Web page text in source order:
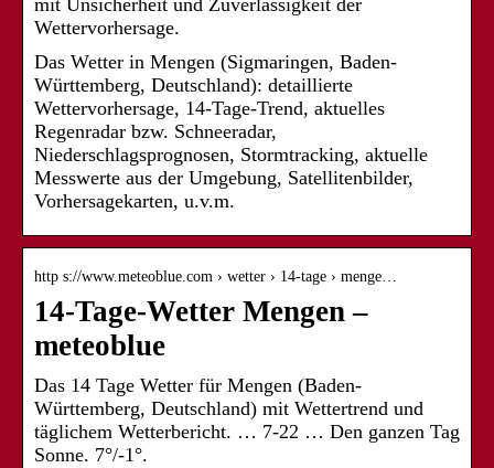
mit Unsicherheit und Zuverlässigkeit der
Wettervorhersage.
Das Wetter in Mengen (Sigmaringen, Baden-
Württemberg, Deutschland): detaillierte
Wettervorhersage, 14-Tage-Trend, aktuelles
Regenradar bzw. Schneeradar,
Niederschlagsprognosen, Stormtracking, aktuelle
Messwerte aus der Umgebung, Satellitenbilder,
Vorhersagekarten, u.v.m.
http s://www.meteoblue.com › wetter › 14-tage › menge…
14-Tage-Wetter Mengen –
meteoblue
Das 14 Tage Wetter für Mengen (Baden-
Württemberg, Deutschland) mit Wettertrend und
täglichem Wetterbericht. … 7-22 … Den ganzen Tag
Sonne. 7°/-1°.